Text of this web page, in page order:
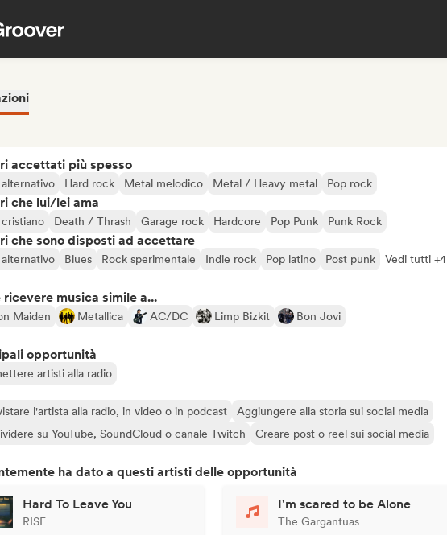
accettati più spesso
Hard rock Metal melodico Metal / Heavy metal Pop rock
che lui/lei ama
Death / Thrash Garage rock Hardcore Pop Punk Punk Rock
che sono disposti ad accettare
Blues Rock sperimentale Indie rock Pop latino Post punk Vedi tutti +4
ricevere musica simile a...
Maiden Metallica AC/DC Limp Bizkit Bon Jovi
opportunità
artisti alla radio
l'artista alla radio, in video o in podcast
Aggiungere alla storia sui social media
su YouTube, SoundCloud o canale Twitch
Creare post o reel sui social media
ha dato a questi artisti delle opportunità
Hard To Leave You
RISE
I'm scared to be Alone
The Gargantuas